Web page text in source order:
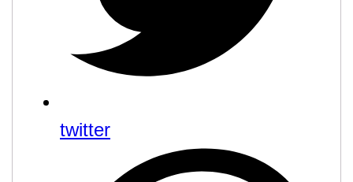
twitter